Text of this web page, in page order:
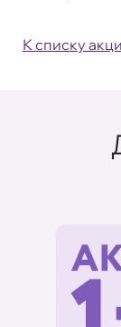
К списку